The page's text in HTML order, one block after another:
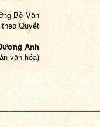
Bộ Văn
Quyết
Anh
văn hóa)